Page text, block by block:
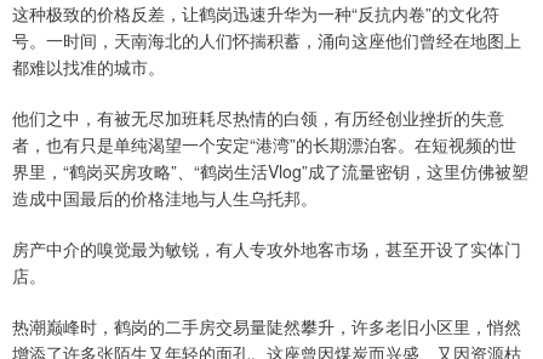
这种极致的价格反差，让鹤岗迅速升华为一种“反抗内卷”的文化符
号。一时间，天南海北的人们怀揣积蓄，涌向这座他们曾经在地图上
都难以找准的城市。
他们之中，有被无尽加班耗尽热情的白领，有历经创业挫折的失意
者，也有只是单纯渴望一个安定“港湾”的长期漂泊客。在短视频的世
界里，“鹤岗买房攻略”、“鹤岗生活Vlog”成了流量密钥，这里仿佛被塑
造成中国最后的价格洼地与人生乌托邦。
房产中介的嗅觉最为敏锐，有人专攻外地客市场，甚至开设了实体门
店。
热潮巅峰时，鹤岗的二手房交易量陡然攀升，许多老旧小区里，悄然
增添了许多张陌生又年轻的面孔。这座曾因煤炭而兴盛、又因资源枯